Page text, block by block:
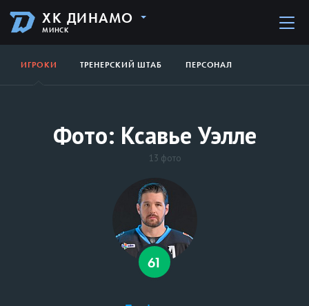
ХК ДИНАМО
МИНСК
ИГРОКИ ТРЕНЕРСКИЙ ШТАБ ПЕРСОНАЛ
Фото: Ксавье Уэлле
13 фото
61